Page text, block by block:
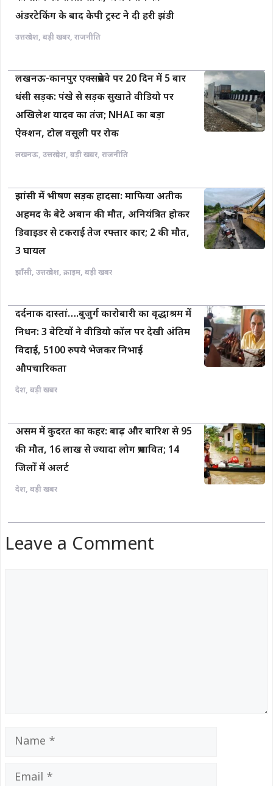
अंडरटेकिंग के बाद केपी ट्रस्ट ने दी हरी झंडी
उत्तरप्रदेश, बड़ी खबर, राजनीति
लखनऊ-कानपुर एक्सप्रेसवे पर 20 दिन में 5 बार
धंसी सड़क: पंखे से सड़क सुखाते वीडियो पर
अखिलेश यादव का तंज; NHAI का बड़ा
ऐक्शन, टोल वसूली पर रोक
लखनऊ, उत्तरप्रदेश, बड़ी खबर, राजनीति
झांसी में भीषण सड़क हादसा: माफिया अतीक
अहमद के बेटे अबान की मौत, अनियंत्रित होकर
डिवाइडर से टकराई तेज रफ्तार कार; 2 की मौत,
3 घायल
झाँसी, उत्तरप्रदेश, क्राइम, बड़ी खबर
दर्दनाक दास्तां….बुजुर्ग कारोबारी का वृद्धाश्रम में
निधन: 3 बेटियों ने वीडियो कॉल पर देखी अंतिम
विदाई, 5100 रुपये भेजकर निभाई
औपचारिकता
देश, बड़ी खबर
असम में कुदरत का कहर: बाढ़ और बारिश से 95
की मौत, 16 लाख से ज्यादा लोग प्रभावित; 14
जिलों में अलर्ट
देश, बड़ी खबर
Leave a Comment
Name
Email